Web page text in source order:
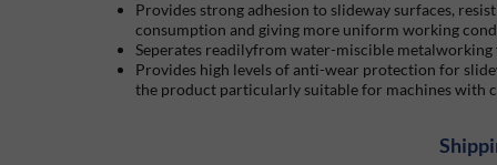
Provides strong adhesion to slideway surfaces,
consumption and giving more uniform working
Seperates readilyfrom water-miscible
Provides high levels of anti-wear protection for
the product particularly suitable for machines with